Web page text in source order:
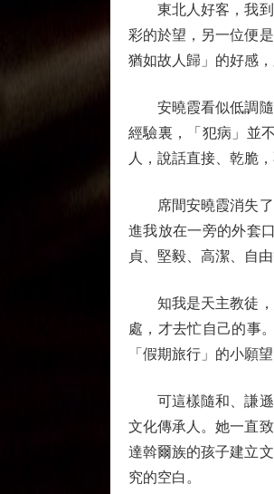
東北人好客，我到
彩的於望，另一位便
猶如故人歸」的好感
安曉霞看似低調隨
經驗裏，「犯病」並
人，說話直接、乾脆，
席間安曉霞消失了
進我放在一旁的外套
貞、堅毅、高潔、自
知我是天主教徒，
處，才去忙自己的事
「假期旅行」的小願望
可這樣隨和、謙遜
文化傳承人。她一直
達斡爾族的孩子建立
究的空白。